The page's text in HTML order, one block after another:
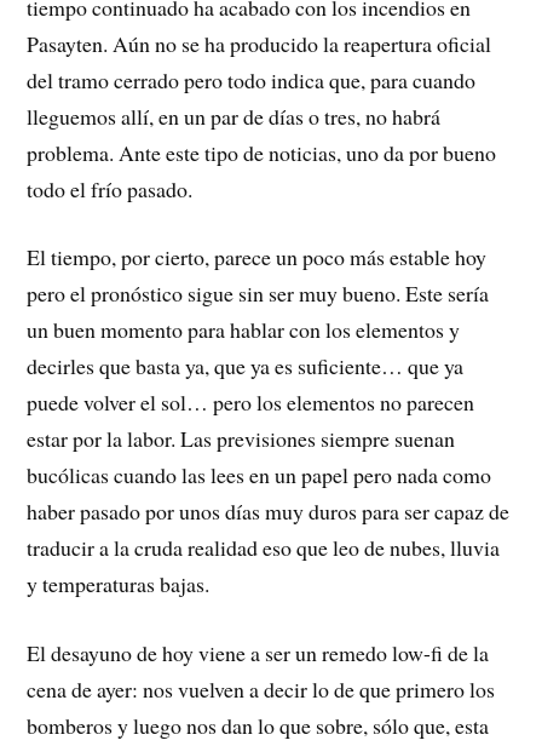
tiempo continuado ha acabado con los incendios en
Pasayten. Aún no se ha producido la reapertura oficial
del tramo cerrado pero todo indica que, para cuando
lleguemos allí, en un par de días o tres, no habrá
problema. Ante este tipo de noticias, uno da por bueno
todo el frío pasado.
El tiempo, por cierto, parece un poco más estable hoy
pero el pronóstico sigue sin ser muy bueno. Este sería
un buen momento para hablar con los elementos y
decirles que basta ya, que ya es suficiente… que ya
puede volver el sol… pero los elementos no parecen
estar por la labor. Las previsiones siempre suenan
bucólicas cuando las lees en un papel pero nada como
haber pasado por unos días muy duros para ser capaz de
traducir a la cruda realidad eso que leo de nubes, lluvia
y temperaturas bajas.
El desayuno de hoy viene a ser un remedo low-fi de la
cena de ayer: nos vuelven a decir lo de que primero los
bomberos y luego nos dan lo que sobre, sólo que, esta